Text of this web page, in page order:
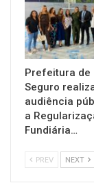
Prefeitura de
Seguro
audiência
a
Fundiária…
PREV NEXT